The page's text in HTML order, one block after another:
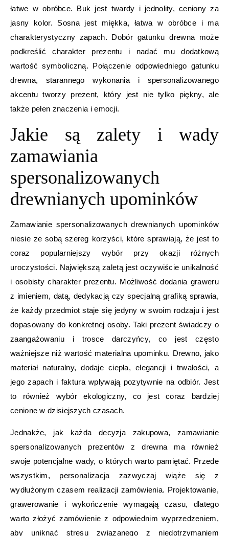
łatwe w obróbce. Buk jest twardy i jednolity, ceniony za
jasny kolor. Sosna jest miękka, łatwa w obróbce i ma
charakterystyczny zapach. Dobór gatunku drewna może
podkreślić charakter prezentu i nadać mu dodatkową
wartość symboliczną. Połączenie odpowiedniego gatunku
drewna, starannego wykonania i spersonalizowanego
akcentu tworzy prezent, który jest nie tylko piękny, ale
także pełen znaczenia i emocji.
Jakie są zalety i wady
zamawiania
spersonalizowanych
drewnianych upominków
Zamawianie spersonalizowanych drewnianych upominków
niesie ze sobą szereg korzyści, które sprawiają, że jest to
coraz popularniejszy wybór przy okazji różnych
uroczystości. Największą zaletą jest oczywiście unikalność
i osobisty charakter prezentu. Możliwość dodania graweru
z imieniem, datą, dedykacją czy specjalną grafiką sprawia,
że każdy przedmiot staje się jedyny w swoim rodzaju i jest
dopasowany do konkretnej osoby. Taki prezent świadczy o
zaangażowaniu i trosce darczyńcy, co jest często
ważniejsze niż wartość materialna upominku. Drewno, jako
materiał naturalny, dodaje ciepła, elegancji i trwałości, a
jego zapach i faktura wpływają pozytywnie na odbiór. Jest
to również wybór ekologiczny, co jest coraz bardziej
cenione w dzisiejszych czasach.
Jednakże, jak każda decyzja zakupowa, zamawianie
spersonalizowanych prezentów z drewna ma również
swoje potencjalne wady, o których warto pamiętać. Przede
wszystkim, personalizacja zazwyczaj wiąże się z
wydłużonym czasem realizacji zamówienia. Projektowanie,
grawerowanie i wykończenie wymagają czasu, dlatego
warto złożyć zamówienie z odpowiednim wyprzedzeniem,
aby uniknąć stresu związanego z niedotrzymaniem